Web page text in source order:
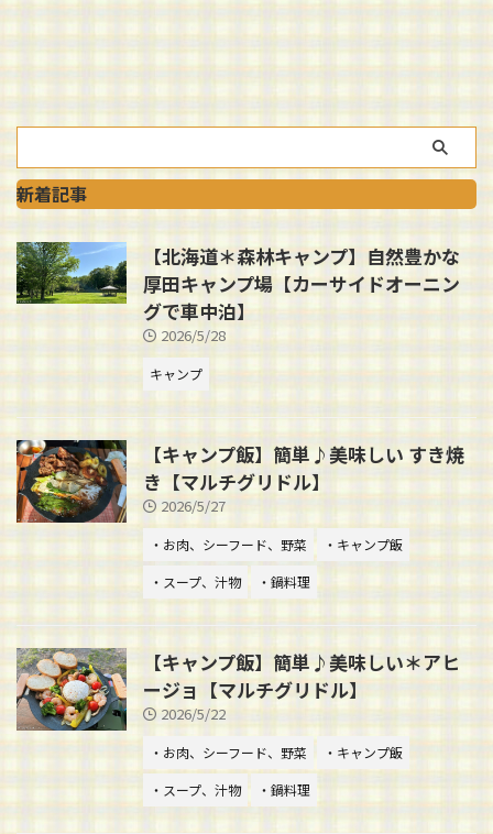
新着記事
【北海道＊森林キャンプ】自然豊かな
厚田キャンプ場【カーサイドオーニン
グで車中泊】
2026/5/28
キャンプ
【キャンプ飯】簡単♪美味しい すき焼
き【マルチグリドル】
2026/5/27
・お肉、シーフード、野菜
・キャンプ飯
・スープ、汁物
・鍋料理
【キャンプ飯】簡単♪美味しい＊アヒ
ージョ【マルチグリドル】
2026/5/22
・お肉、シーフード、野菜
・キャンプ飯
・スープ、汁物
・鍋料理